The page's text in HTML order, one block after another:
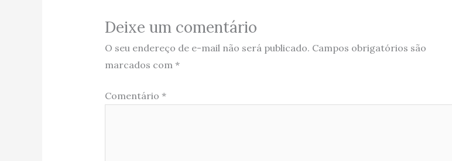
Deixe um comentário
O seu endereço de e-mail não será publicado. Campos obrigatórios são
marcados com *
Comentário *